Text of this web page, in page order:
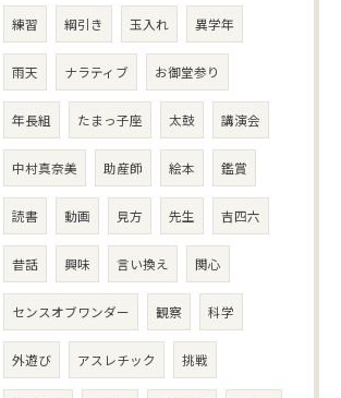
練習 綱引き 玉入れ 異学年
雨天 ナラティブ お御堂参り
年長組 たまっ子座 太鼓 講演会
中村真奈美 助産師 絵本 鑑賞
読書 動画 見方 先生 吉四六
昔話 興味 言い換え 関心
センスオブワンダー 観察 科学
外遊び アスレチック 挑戦